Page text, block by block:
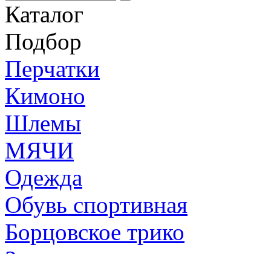
Каталог
Подбор
Перчатки
Кимоно
Шлемы
МЯЧИ
Одежда
Обувь спортивная
Борцовское трико